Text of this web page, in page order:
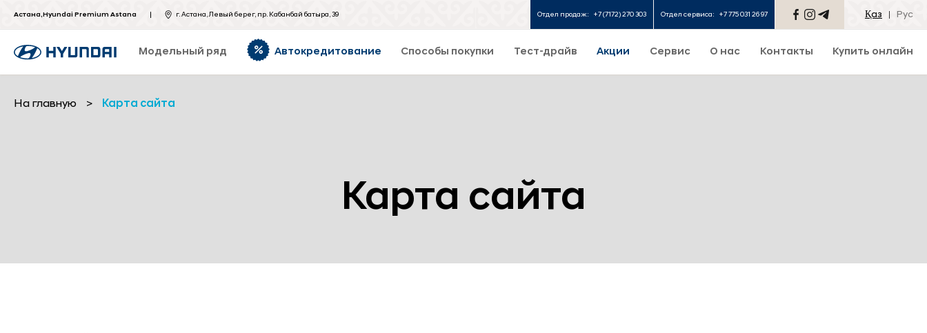
Астана,Hyundai Premium Astana г. Астана, Левый берег, пр. Кабанбай батыра, 39 Отдел продаж: +7 (7172) 270 303 Отдел сервиса: +7 775 031 26 97 Қаз Рус
Модельный ряд Автокредитование Способы покупки Тест-драйв Акции Сервис О нас Контакты Купить онлайн
На главную > Карта сайта
Карта сайта